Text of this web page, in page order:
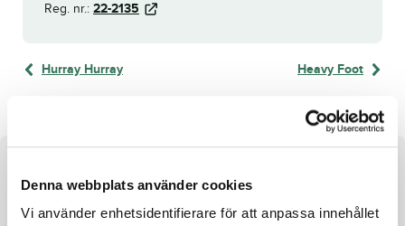
Denna webbplats använder cookies
Vi använder enhetsidentifierare för att anpassa innehållet
Reg. nr.: 22-2135
Hurray Hurray Heavy Foot
Segervan mor med klassiga avkommor!